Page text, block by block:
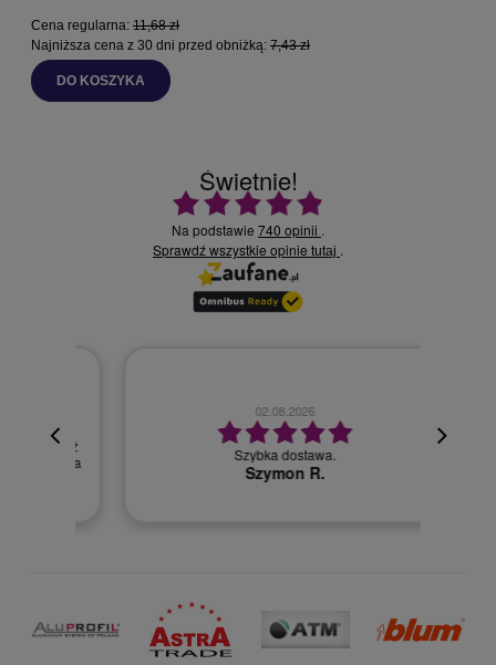
Cena regularna: 11,68 zł
Najniższa cena z 30 dni przed obniżką: 7,43 zł
DO KOSZYKA
Świetnie!
Ocena średnia 4.9 na 5
Na podstawie 740 opinii .
Sprawdź wszystkie opinie tutaj .
02.08.2026
Szybka dostawa.
Szymon R.